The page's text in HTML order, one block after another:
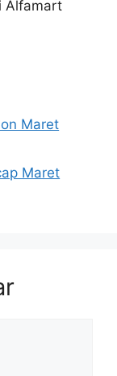
Alfamart
Maret
Maret